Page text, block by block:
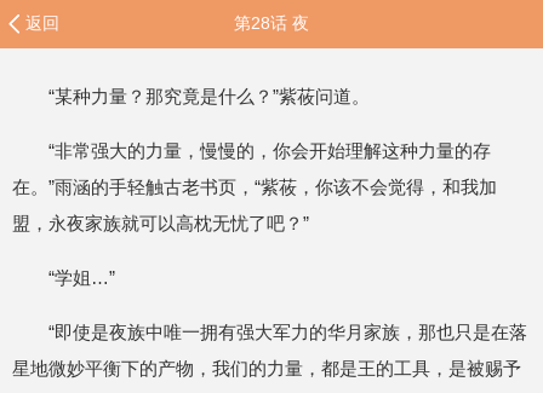
返回 第28话 夜
“某种力量？那究竟是什么？”紫莜问道。
“非常强大的力量，慢慢的，你会开始理解这种力量的存
在。”雨涵的手轻触古老书页，“紫莜，你该不会觉得，和我加
盟，永夜家族就可以高枕无忧了吧？”
“学姐…”
“即使是夜族中唯一拥有强大军力的华月家族，那也只是在落
星地微妙平衡下的产物，我们的力量，都是王的工具，是被赐予